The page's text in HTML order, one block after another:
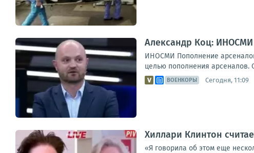
Александр Коц:
ИНОСМИ Пополнение
целью пополнения арсеналов.
ВОЕНКОРЫ Сегодня, 11:09
Хиллари Клинтон
«Я говорила об этом еще